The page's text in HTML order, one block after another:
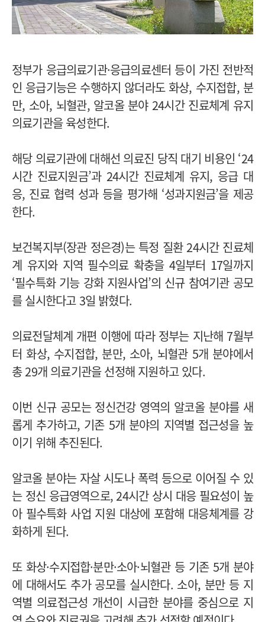
정부가 응급의료기관·응급의료센터 등이 가진 전반적
인 응급기능은 수행하지 않더라도 화상, 수지접합, 분
만, 소아, 뇌혈관, 알코올 분야 24시간 진료체계 유지
의료기관을 육성한다.
해당 의료기관에 대해선 의료진 당직 대기 비용인 ‘24
시간 진료지원금’과 24시간 진료체계 유지, 응급 대
응, 진료 협력 성과 등을 평가해 ‘성과지원금’을 제공
한다.
보건복지부(장관 정은경)는 특정 질환 24시간 진료체
계 유지와 지역 필수의료 확충을 4일부터 17일까지
‘필수특화 기능 강화 지원사업’의 신규 참여기관 공모
를 실시한다고 3일 밝혔다.
의료전달체계 개편 이행에 따라 정부는 지난해 7월부
터 화상, 수지접합, 분만, 소아, 뇌혈관 5개 분야에서
총 29개 의료기관을 선정해 지원하고 있다.
이번 신규 공모는 정신건강 영역의 알코올 분야를 새
롭게 추가하고, 기존 5개 분야의 지역별 접근성을 높
이기 위해 추진된다.
알코올 분야는 자살 시도나 폭력 등으로 이어질 수 있
는 정신 응급영역으로, 24시간 상시 대응 필요성이 높
아 필수특화 사업 지원 대상에 포함해 대응체계를 강
화하게 된다.
또 화상·수지접합·분만·소아·뇌혈관 등 기존 5개 분야
에 대해서도 추가 공모를 실시한다. 소아, 분만 등 지
역별 의료접근성 개선이 시급한 분야를 중심으로 지